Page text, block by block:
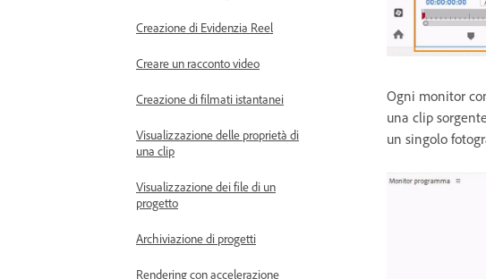
Creazione di Evidenzia Reel
Creare un racconto video
Creazione di filmati istantanei
Visualizzazione delle proprietà di
una clip
Visualizzazione dei file di un
progetto
Archiviazione di progetti
Rendering con accelerazione
Ogni monitor
una clip
un singolo